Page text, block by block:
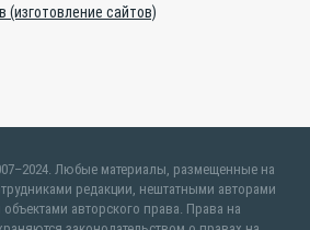
(изготовление сайтов)
Любые материалы, размещенные на
редакции, нештатными авторами
авторского права. Права на